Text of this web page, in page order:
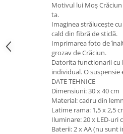
Motivul lui Moș
ta.
Imaginea strălucește
cald din fibră de sticlă.
Imprimarea foto de
grozav de Crăciun.
Datorita functionarii cu
individual. O suspensie
DATE TEHNICE
Dimensiuni: 30 x 40 cm
Material: cadru din
Latime rama: 1,5 x 2,5
Iluminare: 20 x LED-uri
Baterii: 2 x AA (nu